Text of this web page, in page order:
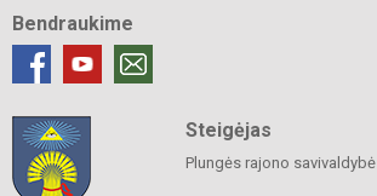
Bendraukime
Steigėjas
Plungės rajono savivaldybė